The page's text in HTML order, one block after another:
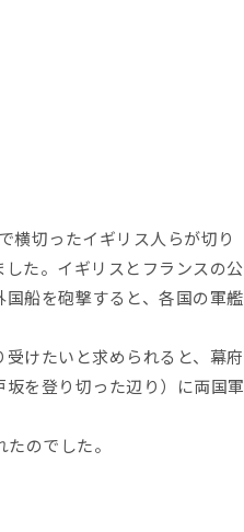
横切ったイギリス人らが切り
た。イギリスとフランスの公
船を砲撃すると、各国の軍艦
けたいと求められると、幕府
を登り切った辺り）に両国軍
のでした。